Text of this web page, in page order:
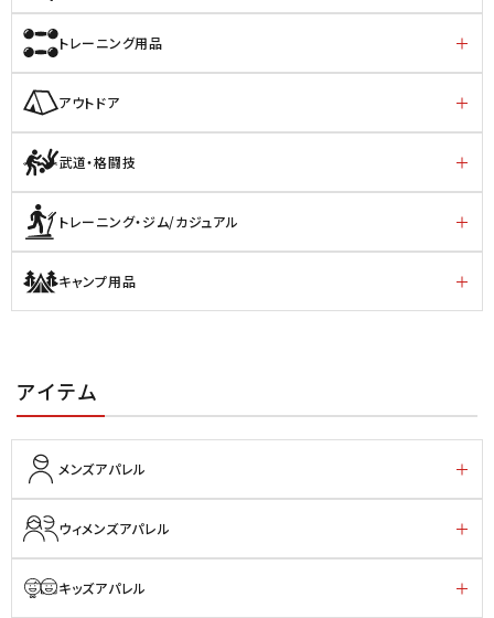
トレーニング用品
アウトドア
武道・格闘技
トレーニング・ジム/カジュアル
キャンプ用品
アイテム
メンズアパレル
ウィメンズアパレル
キッズアパレル